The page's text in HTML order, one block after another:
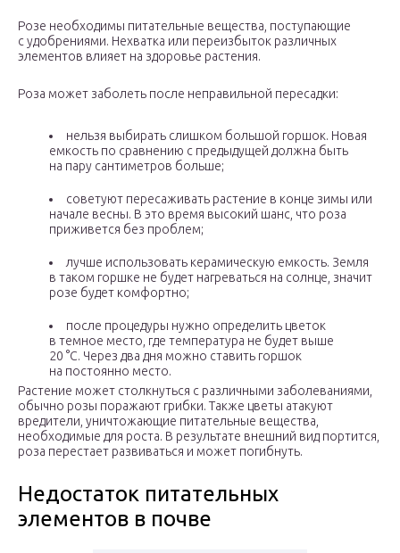
Розе необходимы питательные вещества, поступающие
с удобрениями. Нехватка или переизбыток различных
элементов влияет на здоровье растения.
Роза может заболеть после неправильной пересадки:
нельзя выбирать слишком большой горшок. Новая
емкость по сравнению с предыдущей должна быть
на пару сантиметров больше;
советуют пересаживать растение в конце зимы или
начале весны. В это время высокий шанс, что роза
приживется без проблем;
лучше использовать керамическую емкость. Земля
в таком горшке не будет нагреваться на солнце, значит
розе будет комфортно;
после процедуры нужно определить цветок
в темное место, где температура не будет выше
20 °С. Через два дня можно ставить горшок
на постоянно место.
Растение может столкнуться с различными заболеваниями,
обычно розы поражают грибки. Также цветы атакуют
вредители, уничтожающие питательные вещества,
необходимые для роста. В результате внешний вид портится,
роза перестает развиваться и может погибнуть.
Недостаток питательных
элементов в почве